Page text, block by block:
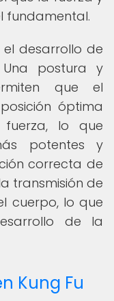
fundamental.
desarrollo de
postura y
que el
óptima
lo que
potentes y
correcta de
transmisión de
cuerpo, lo que
de la
Kung Fu